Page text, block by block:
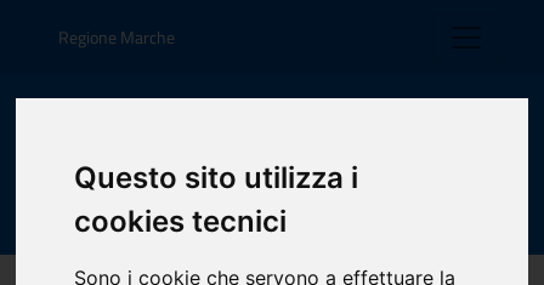
Questo sito utilizza i
cookies tecnici
Sono i cookie che servono a effettuare la
Regione Marche
Comune di Serra
Sant'Abbondio
[torna alle categorie]